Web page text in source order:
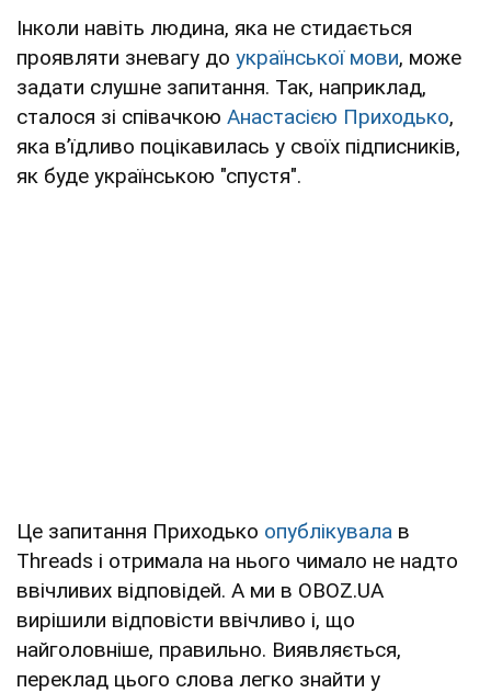
Інколи навіть людина, яка не стидається
проявляти зневагу до української мови, може
задати слушне запитання. Так, наприклад,
сталося зі співачкою Анастасією Приходько,
яка в’їдливо поцікавилась у своїх підписників,
як буде українською "спустя".
Це запитання Приходько опублікувала в
Threads і отримала на нього чимало не надто
ввічливих відповідей. А ми в OBOZ.UA
вирішили відповісти ввічливо і, що
найголовніше, правильно. Виявляється,
переклад цього слова легко знайти у